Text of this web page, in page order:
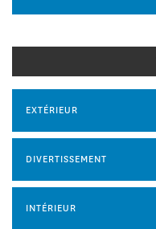
EXTÉRIEUR
DIVERTISSEMENT
INTÉRIEUR